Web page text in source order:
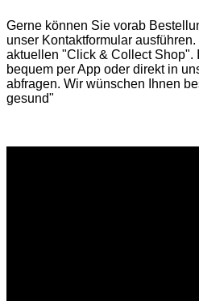
Gerne können Sie vorab
unser Kontaktformular
aktuellen "Click & Collect Shop".
bequem per App oder direkt in
abfragen. Wir wünschen Ihnen
gesund"